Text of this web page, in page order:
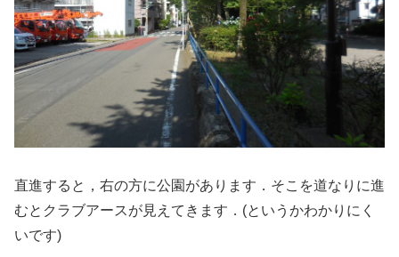
直進すると，右の方に公園があります．そこを道なりに進
むとクラブアースが見えてきます．(というかわかりにく
いです)